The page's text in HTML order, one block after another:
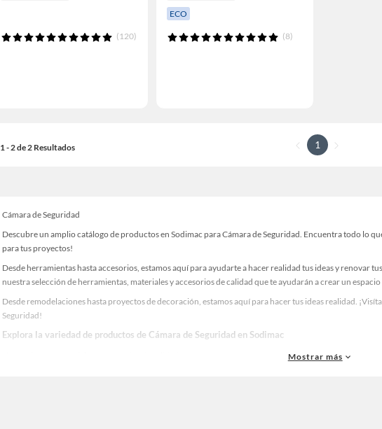
(120)
ECO
(8)
1 - 2 de 2 Resultados 1
Cámara de Seguridad
Descubre un amplio catálogo de productos en Sodimac para Cámara de Seguridad. Encuentra todo lo
para tus proyectos!
Desde herramientas hasta accesorios, estamos aquí para ayudarte a hacer realidad tus ideas y renovar
nuestra selección de herramientas, materiales y accesorios de calidad que te ayudarán a crear un espacio
Desde remodelaciones hasta proyectos de decoración, estamos aquí para hacer tus ideas realidad.
Seguridad!
Explora la variedad de productos de Cámara de Seguridad en Sodimac
Herramientas, materiales y accesorios de calidad para tus proyectos y renovación de espacios.
Mostrar más